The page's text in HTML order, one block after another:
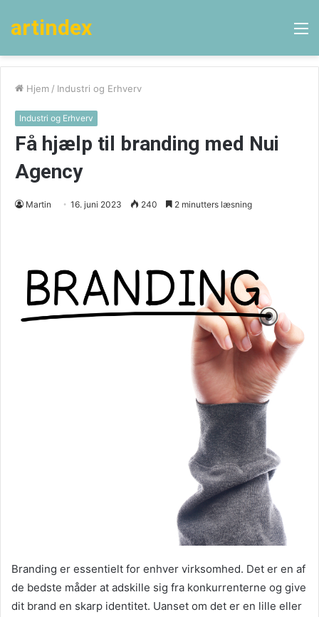
artindex
Hjem / Industri og Erhverv
Industri og Erhverv
Få hjælp til branding med Nui
Agency
Martin 16. juni 2023 240 2 minutters læsning
Branding er essentielt for enhver virksomhed. Det er en af
de bedste måder at adskille sig fra konkurrenterne og give
dit brand en skarp identitet. Uanset om det er en lille eller